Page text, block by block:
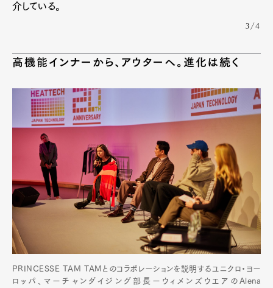
介している。
3/4
高機能インナーから、アウターへ。進化は続く
PRINCESSE TAM TAMとのコラボレーションを説明するユニクロ・ヨー
ロッパ、マーチャンダイジング部長ーウィメンズウエアのAlena